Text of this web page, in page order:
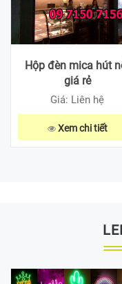
Hộp đèn mica hút
giá rẻ
Giá: Liên hệ
Xem chi tiết